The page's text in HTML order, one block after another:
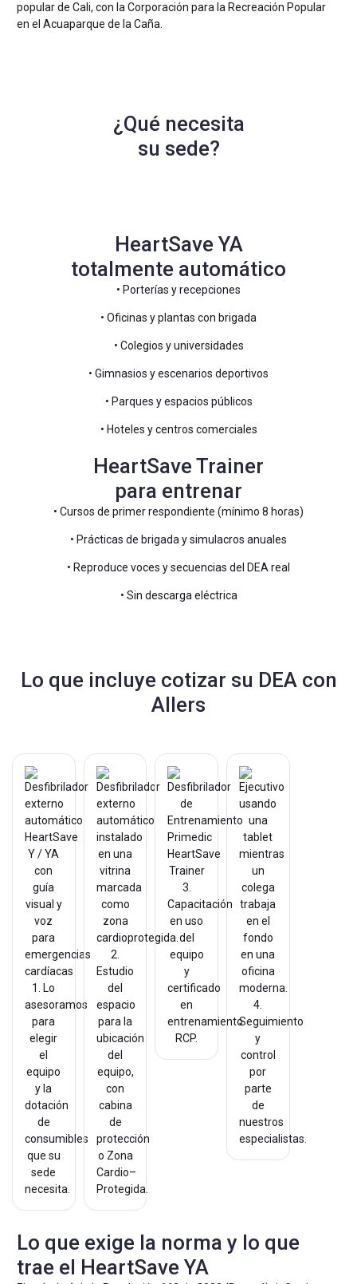
popular de Cali, con la Corporación para la Recreación Popular
en el Acuaparque de la Caña.
¿Qué necesita
su sede?
HeartSave YA
totalmente automático
• Porterías y recepciones
• Oficinas y plantas con brigada
• Colegios y universidades
• Gimnasios y escenarios deportivos
• Parques y espacios públicos
• Hoteles y centros comerciales
HeartSave Trainer
para entrenar
• Cursos de primer respondiente (mínimo 8 horas)
• Prácticas de brigada y simulacros anuales
• Reproduce voces y secuencias del DEA real
• Sin descarga eléctrica
Lo que incluye cotizar su DEA con
Allers
1. Lo
asesoramos
para
elegir
el
equipo
y la
dotación
de
consumibles
que su
sede
necesita.
2.
Estudio
del
espacio
para la
ubicación
del
equipo,
con
cabina
de
protección
o Zona
Cardio–
Protegida.
3.
Capacitación
en uso
del
equipo
y
certificado
en
entrenamiento
RCP.
4.
Seguimiento
y
control
por
parte
de
nuestros
especialistas.
Lo que exige la norma y lo que
trae el HeartSave YA